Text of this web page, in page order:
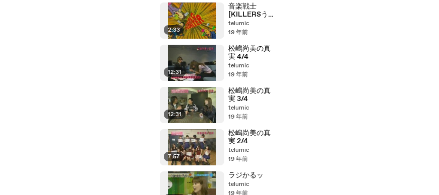
2:33
音楽戦士
[KILLERSう
た]
telumic
19 年前
12:31
松嶋尚美の真
実 4/4
telumic
19 年前
12:31
松嶋尚美の真
実 3/4
telumic
19 年前
7:57
松嶋尚美の真
実 2/4
telumic
19 年前
ラジかるッ
telumic